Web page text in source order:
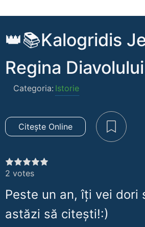
👑📚Kalogridis
Regina Diavolului
Categoria: Istorie
Citește Online
2 votes
Peste un an, îți vei dori
astăzi să citești!:)